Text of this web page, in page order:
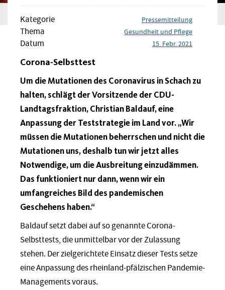
Kategorie Pressemitteilung
Thema Gesundheit und Pflege
Datum 15. Febr. 2021
Corona-Selbsttest
Um die Mutationen des Coronavirus in Schach zu
halten, schlägt der Vorsitzende der CDU-
Landtagsfraktion, Christian Baldauf, eine
Anpassung der Teststrategie im Land vor. „Wir
müssen die Mutationen beherrschen und nicht die
Mutationen uns, deshalb tun wir jetzt alles
Notwendige, um die Ausbreitung einzudämmen.
Das funktioniert nur dann, wenn wir ein
umfangreiches Bild des pandemischen
Geschehens haben.“
Baldauf setzt dabei auf so genannte Corona-
Selbsttests, die unmittelbar vor der Zulassung
stehen. Der zielgerichtete Einsatz dieser Tests setze
eine Anpassung des rheinland-pfälzischen Pandemie-
Managements voraus.